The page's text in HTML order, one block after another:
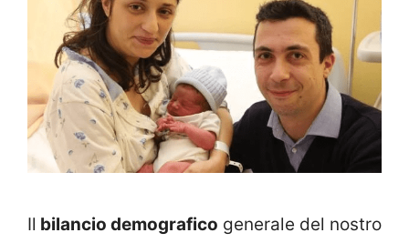
Il bilancio demografico generale del nostro